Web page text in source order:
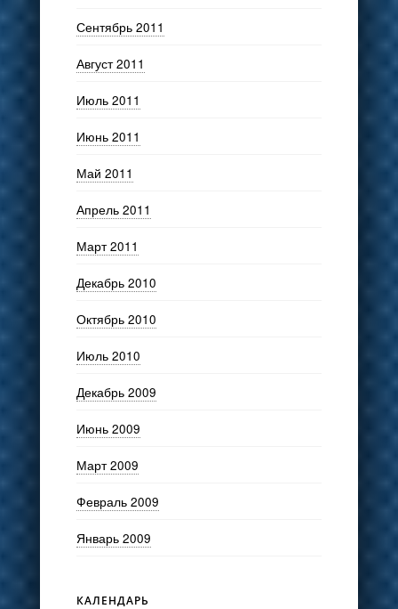
Сентябрь 2011
Август 2011
Июль 2011
Июнь 2011
Май 2011
Апрель 2011
Март 2011
Декабрь 2010
Октябрь 2010
Июль 2010
Декабрь 2009
Июнь 2009
Март 2009
Февраль 2009
Январь 2009
КАЛЕНДАРЬ